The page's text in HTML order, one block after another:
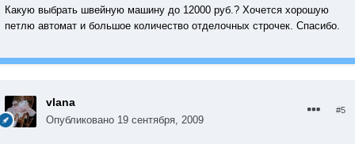
Какую выбрать швейную машину до 12000 руб.? Хочется хорошую
петлю автомат и большое количество отделочных строчек. Спасибо.
vlana
Опубликовано 19 сентября, 2009
#5